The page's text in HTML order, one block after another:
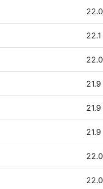
22.0
22.1
22.0
21.9
21.9
21.9
22.0
22.0